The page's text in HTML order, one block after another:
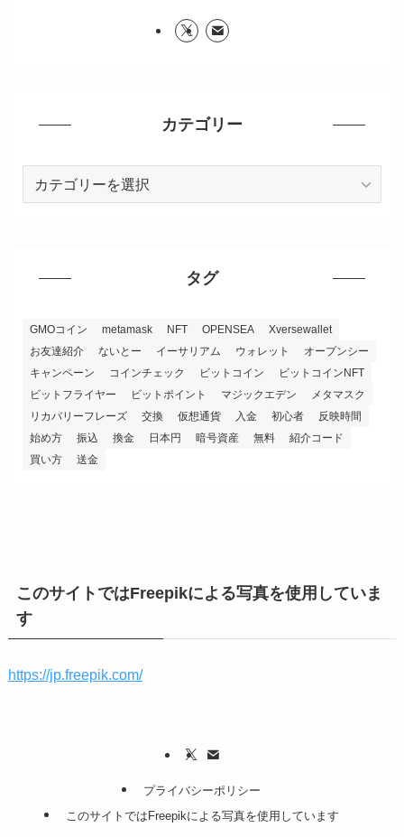
カテゴリー
タグ
GMOコイン metamask NFT OPENSEA
Xversewallet
お友達紹介
ないとー イーサリアム ウォレット
オープンシー
キャンペーン
コインチェック ビットコイン
ビットコインNFT
ビットフライヤー
ビットポイント マジックエデン
メタマスク
リカバリーフレーズ
交換 仮想通貨 入金 初心者
反映時間
始め方
振込 換金 日本円 暗号資産 無料
紹介コード
買い方
送金
このサイトではFreepikによる写真を使用していま
す
https://jp.freepik.com/
プライバシーポリシー
このサイトではFreepikによる写真を使用しています